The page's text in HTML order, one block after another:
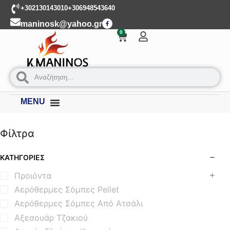
+302130143010+306948543640
maninosk@yahoo.gr
0
MENU
Φίλτρα
ΚΑΤΗΓΟΡΊΕΣ
Προιόντα
Αερόθερμες Σόμπες Pellet
Αερόθερμες Σόμπες Από Ατσάλι
Αξεσουάρ Τζακιού